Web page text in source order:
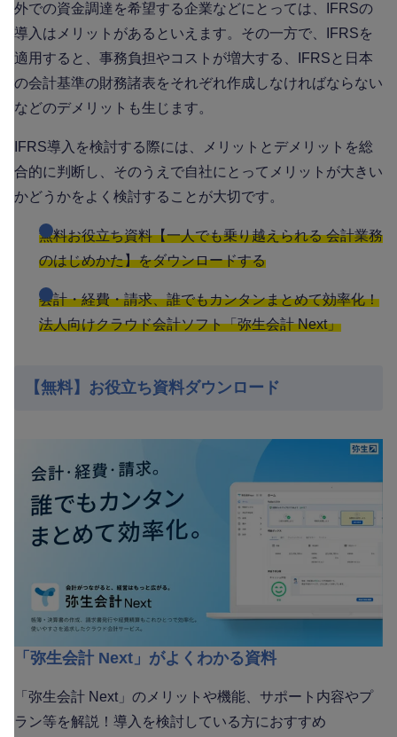
外での資金調達を希望する企業などにとっては、IFRSの
導入はメリットがあるといえます。その一方で、IFRSを
適用すると、事務負担やコストが増大する、IFRSと日本
の会計基準の財務諸表をそれぞれ作成しなければならない
などのデメリットも生じます。
IFRS導入を検討する際には、メリットとデメリットを総
合的に判断し、そのうえで自社にとってメリットが大きい
かどうかをよく検討することが大切です。
無料お役立ち資料【一人でも乗り越えられる 会計業務
のはじめかた】をダウンロードする
会計・経費・請求、誰でもカンタンまとめて効率化！
法人向けクラウド会計ソフト「弥生会計 Next」
【無料】お役立ち資料ダウンロード
「弥生会計 Next」がよくわかる資料
「弥生会計 Next」のメリットや機能、サポート内容やプ
ラン等を解説！導入を検討している方におすすめ